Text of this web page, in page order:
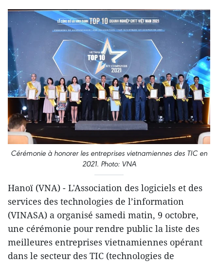
Cérémonie à honorer les entreprises vietnamiennes des TIC en
2021. Photo: VNA
Hanoï (VNA) - L'Association des logiciels et des
services des technologies de l’information
(VINASA) a organisé samedi matin, 9 octobre,
une cérémonie pour rendre public la liste des
meilleures entreprises vietnamiennes opérant
dans le secteur des TIC (technologies de